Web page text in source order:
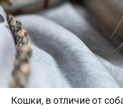
Кошки, в отличие от